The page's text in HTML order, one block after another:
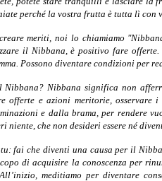
perché la vostra frutta è tutta lì con
meriti, noi lo chiamiamo
il Nibbana, è positivo fare
Possono diventare condizioni per
Nibbana? Nibbana significa non
offerte e azioni meritorie, osservare
e dalla brama, per rendere
niente, che non desideri essere né
fai che diventi una causa per il
di acquisire la conoscenza per
meditiamo per diventare